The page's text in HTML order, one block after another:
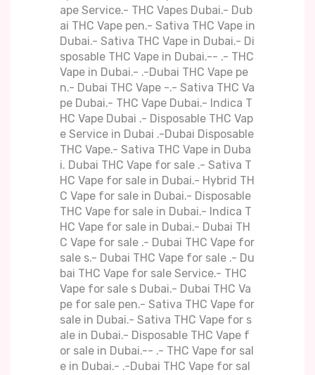
ape Service.- THC Vapes Dubai.- Dub
ai THC Vape pen.- Sativa THC Vape in
Dubai.- Sativa THC Vape in Dubai.- Di
sposable THC Vape in Dubai.-- .- THC
Vape in Dubai.- .-Dubai THC Vape pe
n.- Dubai THC Vape -.- Sativa THC Va
pe Dubai.- THC Vape Dubai.- Indica T
HC Vape Dubai .- Disposable THC Vap
e Service in Dubai .-Dubai Disposable
THC Vape.- Sativa THC Vape in Duba
i. Dubai THC Vape for sale .- Sativa T
HC Vape for sale in Dubai.- Hybrid TH
C Vape for sale in Dubai.- Disposable
THC Vape for sale in Dubai.- Indica T
HC Vape for sale in Dubai.- Dubai TH
C Vape for sale .- Dubai THC Vape for
sale s.- Dubai THC Vape for sale .- Du
bai THC Vape for sale Service.- THC
Vape for sale s Dubai.- Dubai THC Va
pe for sale pen.- Sativa THC Vape for
sale in Dubai.- Sativa THC Vape for s
ale in Dubai.- Disposable THC Vape f
or sale in Dubai.-- .- THC Vape for sal
e in Dubai.- .-Dubai THC Vape for sal